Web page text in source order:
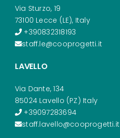
Via Sturzo, 19
73100 Lecce (LE), Italy
+390832318193
staff.le@cooprogetti.it
LAVELLO
Via Dante, 134
85024 Lavello (PZ) Italy
+39097283694
staff.lavello@cooprogetti.it